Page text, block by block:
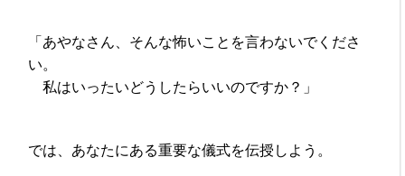
「あやなさん、そんな怖いことを言わないでくださ
い。
私はいったいどうしたらいいのですか？」
では、あなたにある重要な儀式を伝授しよう。